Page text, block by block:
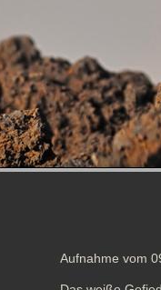
Aufnahme vom